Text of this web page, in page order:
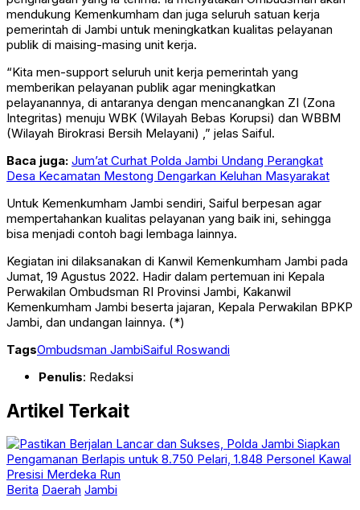
mendukung Kemenkumham dan juga seluruh satuan kerja
pemerintah di Jambi untuk meningkatkan kualitas pelayanan
publik di maising-masing unit kerja.
“Kita men-support seluruh unit kerja pemerintah yang
memberikan pelayanan publik agar meningkatkan
pelayanannya, di antaranya dengan mencanangkan ZI (Zona
Integritas) menuju WBK (Wilayah Bebas Korupsi) dan WBBM
(Wilayah Birokrasi Bersih Melayani) ,” jelas Saiful.
Baca juga: Jum’at Curhat Polda Jambi Undang Perangkat
Desa Kecamatan Mestong Dengarkan Keluhan Masyarakat
Untuk Kemenkumham Jambi sendiri, Saiful berpesan agar
mempertahankan kualitas pelayanan yang baik ini, sehingga
bisa menjadi contoh bagi lembaga lainnya.
Kegiatan ini dilaksanakan di Kanwil Kemenkumham Jambi pada
Jumat, 19 Agustus 2022. Hadir dalam pertemuan ini Kepala
Perwakilan Ombudsman RI Provinsi Jambi, Kakanwil
Kemenkumham Jambi beserta jajaran, Kepala Perwakilan BPKP
Jambi, dan undangan lainnya. (*)
TagsOmbudsman JambiSaiful Roswandi
Penulis: Redaksi
Artikel Terkait
Berita Daerah Jambi